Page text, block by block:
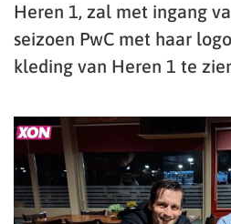
Heren 1, zal met ingang
seizoen PwC met haar
kleding van Heren 1 te